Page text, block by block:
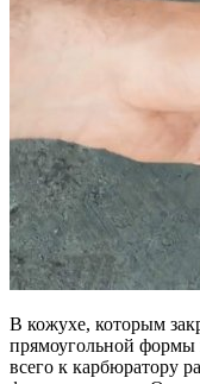
В кожухе, которым
прямоугольной
всего к карбюратору